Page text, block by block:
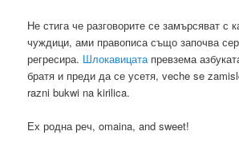
Не стига че разговорите се замърсяват с
чуждици, ами правописа също започва
регресира. Шлокавицатапревзема
братя и преди да се усетя, veche se
razni bukwi na kirilica.
Ех родна реч, omaina, and sweet!